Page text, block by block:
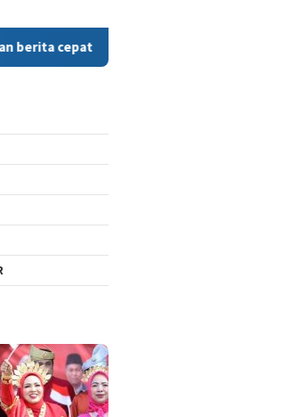
faktual, dan berimbang. Dengan